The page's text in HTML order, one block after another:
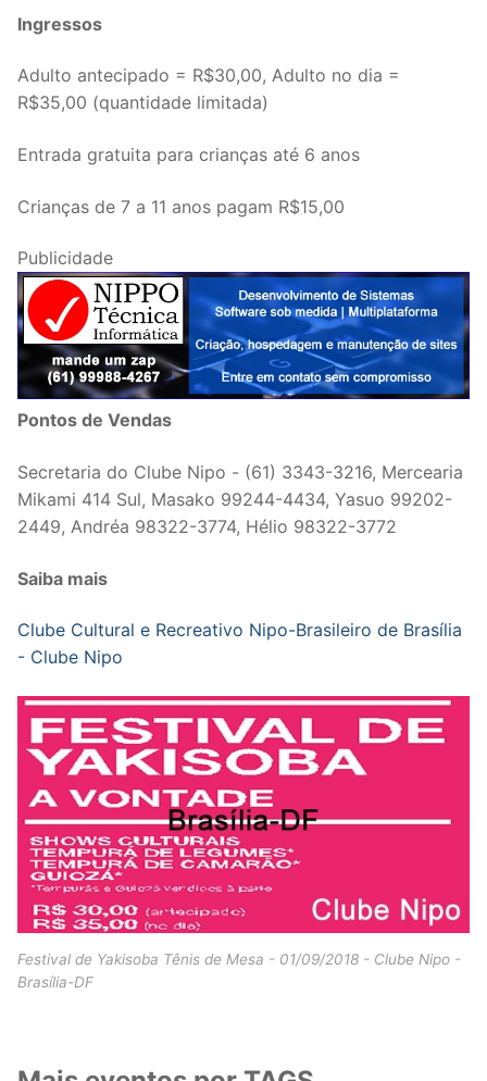
Ingressos
Adulto antecipado = R$30,00, Adulto no dia =
R$35,00 (quantidade limitada)
Entrada gratuita para crianças até 6 anos
Crianças de 7 a 11 anos pagam R$15,00
Publicidade
Pontos de Vendas
Secretaria do Clube Nipo - (61) 3343-3216, Mercearia
Mikami 414 Sul, Masako 99244-4434, Yasuo 99202-
2449, Andréa 98322-3774, Hélio 98322-3772
Saiba mais
Clube Cultural e Recreativo Nipo-Brasileiro de Brasília
- Clube Nipo
Festival de Yakisoba Tênis de Mesa - 01/09/2018 - Clube Nipo -
Brasília-DF